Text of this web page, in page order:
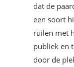
dat de
een soort
ruilen met
publiek en
door de